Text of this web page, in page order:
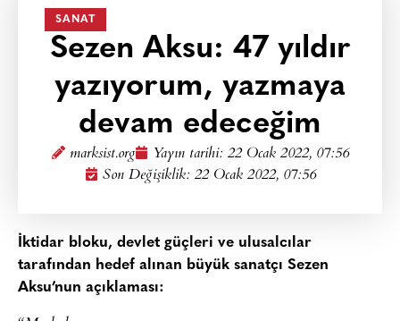
SANAT
Sezen Aksu: 47 yıldır
yazıyorum, yazmaya
devam edeceğim
marksist.org Yayın tarihi: 22 Ocak 2022, 07:56
Son Değişiklik: 22 Ocak 2022, 07:56
İktidar bloku, devlet güçleri ve ulusalcılar
tarafından hedef alınan büyük sanatçı Sezen
Aksu’nun açıklaması: